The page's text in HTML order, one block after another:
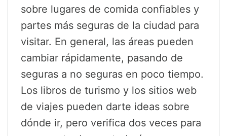
sobre lugares de comida confiables y
partes más seguras de la ciudad para
visitar. En general, las áreas pueden
cambiar rápidamente, pasando de
seguras a no seguras en poco tiempo.
Los libros de turismo y los sitios web
de viajes pueden darte ideas sobre
dónde ir, pero verifica dos veces para